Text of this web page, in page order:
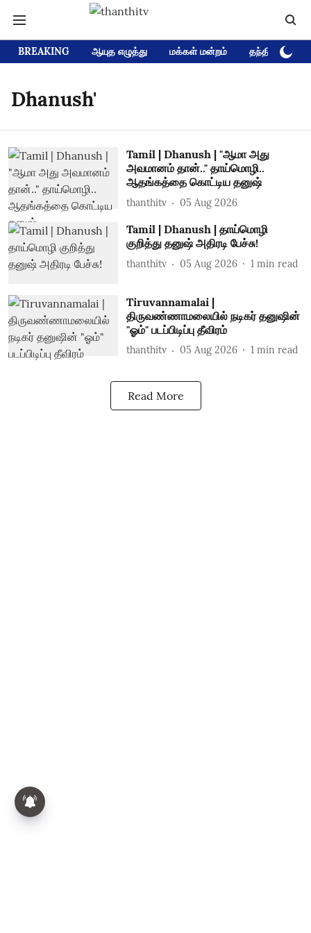
BREAKING ஆயுத எழுத்து மக்கள் மன்றம் தந்தி டிவி
Dhanush'
Tamil | Dhanush | "ஆமா அது
அவமானம் தான்.." தாய்மொழி..
ஆதங்கத்தை கொட்டிய தனுஷ்
thanthitv 05 Aug 2026
Tamil | Dhanush | தாய்மொழி
குறித்து தனுஷ் அதிரடி பேச்சு!
thanthitv 05 Aug 2026 1 min read
Tiruvannamalai |
திருவண்ணாமலையில் நடிகர் தனுஷின்
"ஓம்" படப்பிடிப்பு தீவிரம்
thanthitv 05 Aug 2026 1 min read
Read More